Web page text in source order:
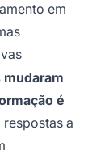
em
mudaram
é
a